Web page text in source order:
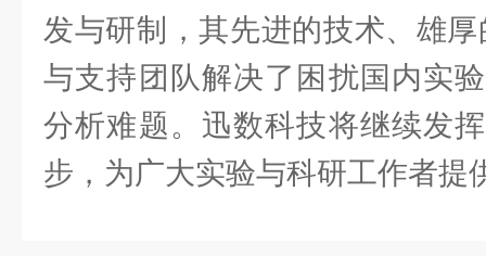
发与研制，其先进的技术、雄
与支持团队解决了困扰国内实
分析难题。迅数科技将继续发
步，为广大实验与科研工作者提